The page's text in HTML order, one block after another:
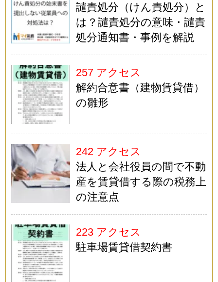
譴責処分（けん責処分）と
は？譴責処分の意味・譴責
処分通知書・事例を解説
257 アクセス
解約合意書（建物賃貸借）
の雛形
242 アクセス
法人と会社役員の間で不動
産を賃貸借する際の税務上
の注意点
223 アクセス
駐車場賃貸借契約書